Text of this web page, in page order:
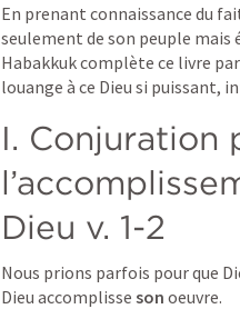
En prenant connaissance du
seulement de son peuple mais
Habakkuk complète ce livre
louange à ce Dieu si puissant,
I. Conjuration
Dieu v. 1-2
Nous prions parfois pour que
Dieu accomplisse son oeuvre.